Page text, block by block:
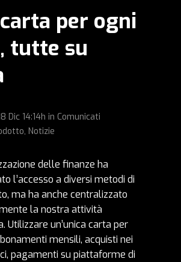
per ogni
tutte su
Dic 14:14h in Comunicati
, Notizie
delle finanze ha
l’accesso a diversi metodi di
ma ha anche centralizzato
la nostra attività
Utilizzare un’unica carta per
mensili, acquisti nei
pagamenti su piattaforme di